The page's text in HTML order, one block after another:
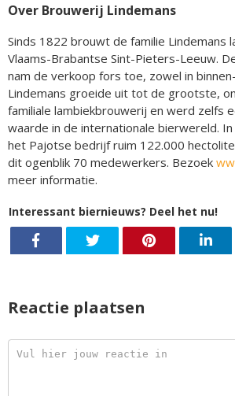
Over Brouwerij Lindemans
Sinds 1822 brouwt de familie Lindemans
Vlaams-Brabantse Sint-Pieters-Leeuw.
nam de verkoop fors toe, zowel in
Lindemans groeide uit tot de grootste,
familiale lambiekbrouwerij en werd zelfs
waarde in de internationale bierwereld.
het Pajotse bedrijf ruim 122.000
dit ogenblik 70 medewerkers. Bezoek
meer informatie.
Interessant biernieuws? Deel het nu!
Reactie plaatsen